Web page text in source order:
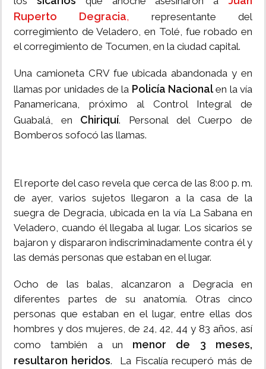
Ruperto Degracia, representante del
corregimiento de Veladero, en Tolé, fue robado en
el corregimiento de Tocumen, en la ciudad capital.
Una camioneta CRV fue ubicada abandonada y en
llamas por unidades de la Policía Nacionalen la vía
Panamericana, próximo al Control Integral de
Guabalá, en Chiriquí. Personal del Cuerpo de
Bomberos sofocó las llamas.
El reporte del caso revela que cerca de las 8:00 p. m.
de ayer, varios sujetos llegaron a la casa de la
suegra de Degracia, ubicada en la vía La Sabana en
Veladero, cuando él llegaba al lugar. Los sicarios se
bajaron y dispararon indiscriminadamente contra él y
las demás personas que estaban en el lugar.
Ocho de las balas, alcanzaron a Degracia en
diferentes partes de su anatomía. Otras cinco
personas que estaban en el lugar, entre ellas dos
hombres y dos mujeres, de 24, 42, 44 y 83 años, así
como también a un menor de 3 meses,
resultaron heridos. La Fiscalía recuperó más de